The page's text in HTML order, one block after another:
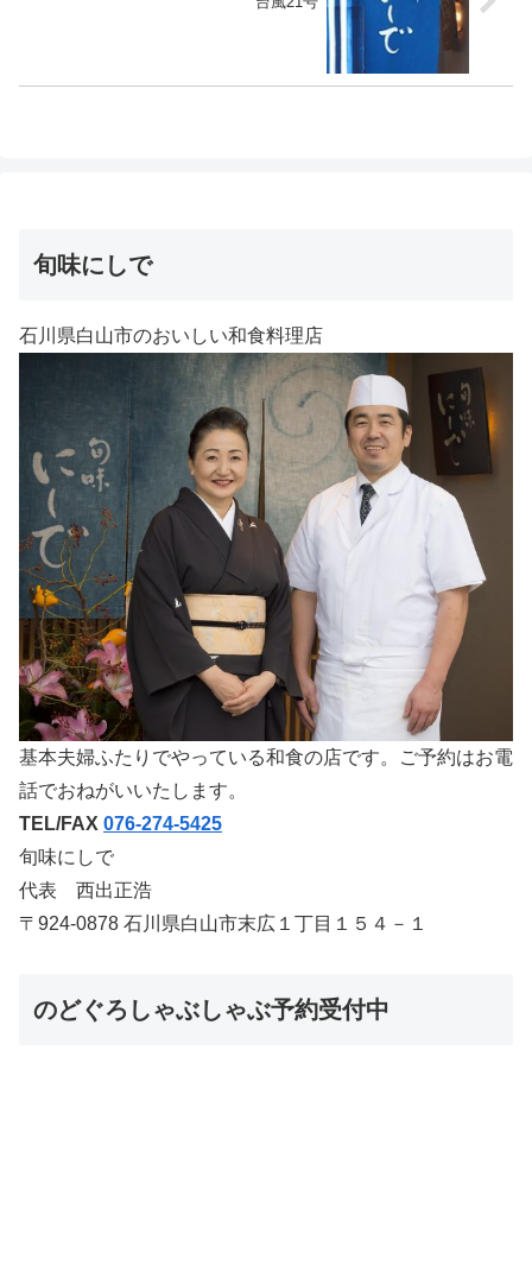
旬味にしで
石川県白山市のおいしい和食料理店
基本夫婦ふたりでやっている和食の店です。ご予約はお電
話でおねがいいたします。
TEL/FAX 076-274-5425
旬味にしで
代表 西出正浩
〒924-0878 石川県白山市末広１丁目１５４－１
のどぐろしゃぶしゃぶ予約受付中